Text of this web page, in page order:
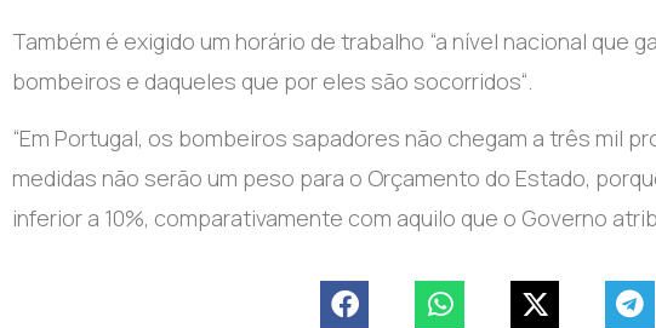
Também é exigido um horário de trabalho “a nível nacional que
bombeiros e daqueles que por eles são socorridos“.
“Em Portugal, os bombeiros sapadores não chegam a três mil
medidas não serão um peso para o Orçamento do Estado,
inferior a 10%, comparativamente com aquilo que o Governo